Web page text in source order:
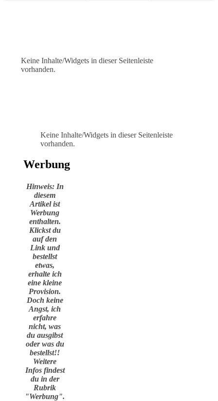
Keine Inhalte/Widgets in dieser Seitenleiste
vorhanden.
Keine Inhalte/Widgets in dieser Seitenleiste
vorhanden.
Werbung
Hinweis: In
diesem
Artikel ist
Werbung
enthalten.
Klickst du
auf den
Link und
bestellst
etwas,
erhalte ich
eine kleine
Provision.
Doch keine
Angst, ich
erfahre
nicht, was
du ausgibst
oder was du
bestellst!!
Weitere
Infos findest
du in der
Rubrik
"Werbung".